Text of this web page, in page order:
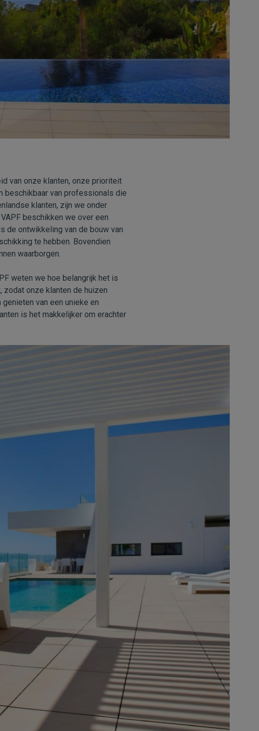
van onze klanten, onze prioriteit
beschikbaar van professionals die
klanten, zijn we onder
beschikken we over een
de ontwikkeling van de bouw van
te hebben. Bovendien
waarborgen.
weten we hoe belangrijk het is
onze klanten de huizen
van een unieke en
is het makkelijker om erachter